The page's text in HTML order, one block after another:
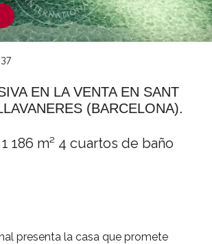
EN LA VENTA EN SANT
(BARCELONA).
1 186 m² 4 cuartos de baño
presenta la casa que promete